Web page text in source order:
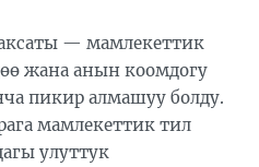
— мамлекеттик
жана анын коомдогу
пикир алмашуу болду.
мамлекеттик тил
улуттук